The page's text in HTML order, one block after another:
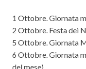
1 Ottobre. Giornata
2 Ottobre. Festa dei
5 Ottobre. Giornata
6 Ottobre. Giornata
del mese)